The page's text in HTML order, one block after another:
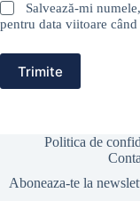
Salvează-mi
pentru data viitoare când
Trimite
Politica de
Aboneaza-te la